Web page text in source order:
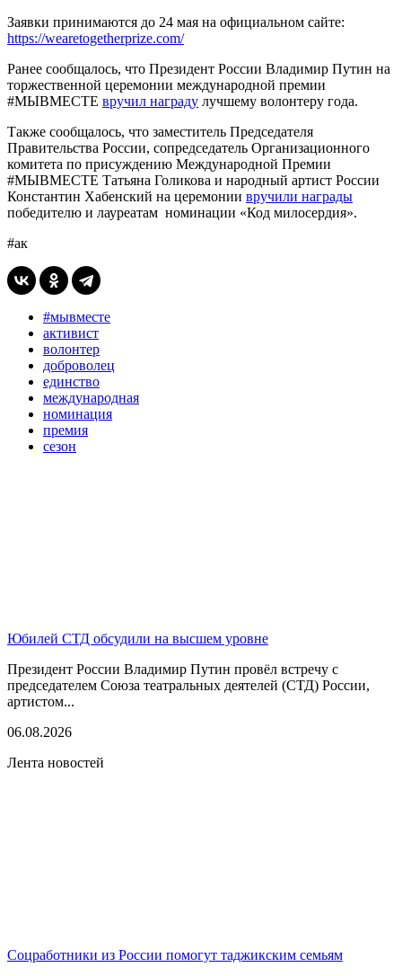
Заявки принимаются до 24 мая на официальном сайте:
https://wearetogetherprize.com/
Ранее сообщалось, что Президент России Владимир Путин на
торжественной церемонии международной премии
#МЫВМЕСТЕ вручил награду лучшему волонтеру года.
Также сообщалось, что заместитель Председателя
Правительства России, сопредседатель Организационного
комитета по присуждению Международной Премии
#МЫВМЕСТЕ Татьяна Голикова и народный артист России
Константин Хабенский на церемонии вручили награды
победителю и лауреатам номинации «Код милосердия».
#ак
#мывместе
активист
волонтер
доброволец
единство
международная
номинация
премия
сезон
Юбилей СТД обсудили на высшем уровне
Президент России Владимир Путин провёл встречу с
председателем Союза театральных деятелей (СТД) России,
артистом...
06.08.2026
Лента новостей
Соцработники из России помогут таджикским семьям